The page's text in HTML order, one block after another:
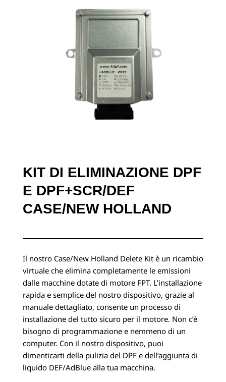
KIT DI ELIMINAZIONE DPF
E DPF+SCR/DEF
CASE/NEW HOLLAND
Il nostro Case/New Holland Delete Kit è un ricambio
virtuale che elimina completamente le emissioni
dalle macchine dotate di motore FPT. L’installazione
rapida e semplice del nostro dispositivo, grazie al
manuale dettagliato, consente un processo di
installazione del tutto sicuro per il motore. Non c’è
bisogno di programmazione e nemmeno di un
computer. Con il nostro dispositivo, puoi
dimenticarti della pulizia del DPF e dell’aggiunta di
liquido DEF/AdBlue alla tua macchina.